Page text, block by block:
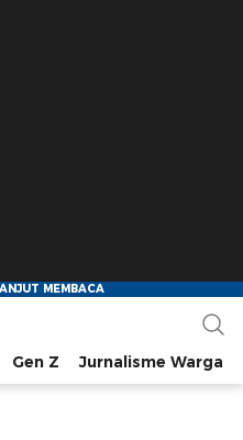
Gen Z Jurnalisme Warga